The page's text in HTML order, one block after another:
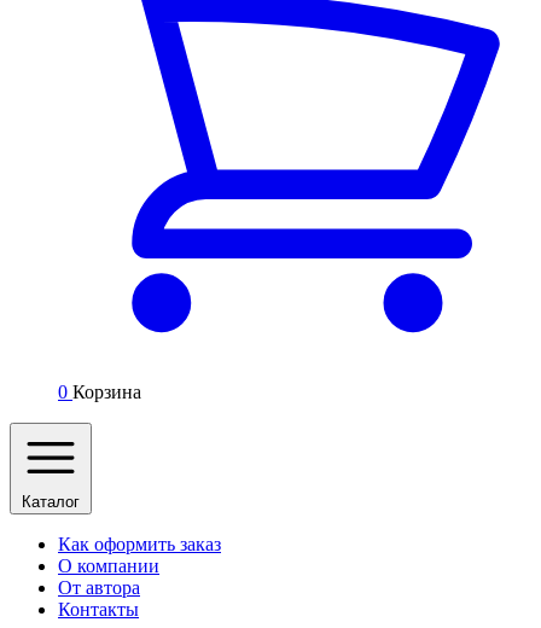
0 Корзина
Каталог
Как оформить заказ
О компании
От автора
Контакты